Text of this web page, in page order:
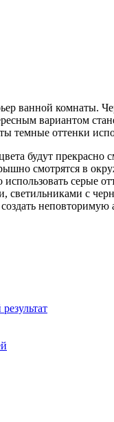
ванной комнаты.
вариантом
оттенки
будут
смотрятся в
использовать
светильниками с